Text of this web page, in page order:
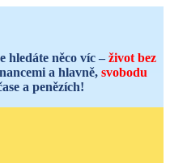
hledáte něco víc – život bez
a hlavně, svobodu
a penězích!